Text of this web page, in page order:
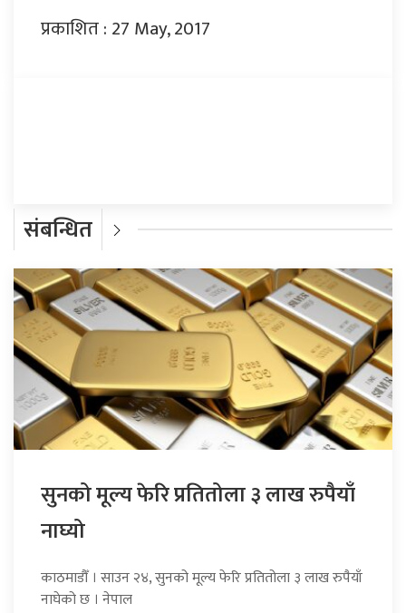
प्रकाशित : 27 May, 2017
संबन्धित
सुनको मूल्य फेरि प्रतितोला ३ लाख रुपैयाँ
नाघ्यो
काठमाडौँ । साउन २४, सुनको मूल्य फेरि प्रतितोला ३ लाख रुपैयाँ
नाघेको छ । नेपाल